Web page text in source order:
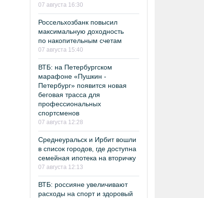
07 августа 16:30
Россельхозбанк повысил
максимальную доходность
по накопительным счетам
07 августа 15:40
ВТБ: на Петербургском
марафоне «Пушкин -
Петербург» появится новая
беговая трасса для
профессиональных
спортсменов
07 августа 12:28
Среднеуральск и Ирбит вошли
в список городов, где доступна
семейная ипотека на вторичку
07 августа 12:13
ВТБ: россияне увеличивают
расходы на спорт и здоровый